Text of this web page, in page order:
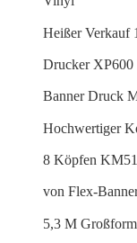
Heißer Verkauf
Drucker XP600
Banner Druck
Hochwertiger
8 Köpfen
von Flex-
5,3 M